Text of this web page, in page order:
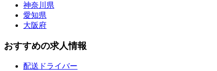
神奈川県
愛知県
大阪府
おすすめの求人情報
配送ドライバー